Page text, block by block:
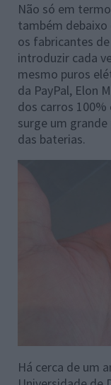
Não só em
também
os fabricantes
introduzir cada
mesmo puros
da PayPal, Elon
dos carros
surge um
das baterias.
Há cerca de um